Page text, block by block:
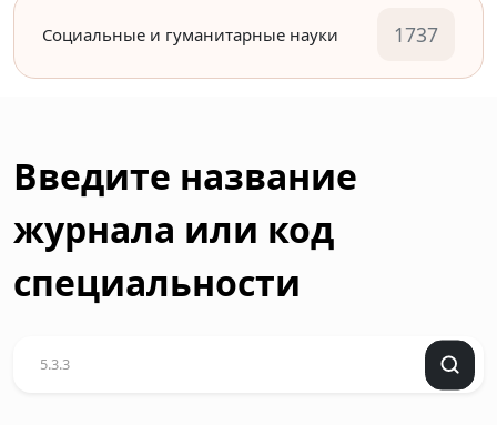
Социальные и гуманитарные науки 1737
Введите название
журнала или код
специальности